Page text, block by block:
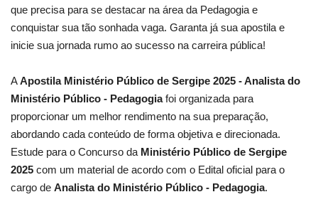
que precisa para se destacar na área da Pedagogia e
conquistar sua tão sonhada vaga. Garanta já sua apostila e
inicie sua jornada rumo ao sucesso na carreira pública!
AApostila Ministério Público de Sergipe 2025 - Analista do
Ministério Público - Pedagogiafoi organizada para
proporcionar um melhor rendimento na sua preparação,
abordando cada conteúdo de forma objetiva e direcionada.
Estude para o Concurso da Ministério Público de Sergipe
2025 com um material de acordo com o Edital oficial para o
cargo de Analista do Ministério Público - Pedagogia.